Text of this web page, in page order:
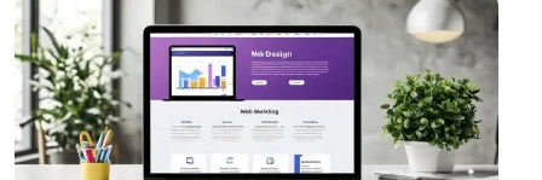
Kayseri'de Hızlı Web Sitesi Kurulumu: Alesta Medya İle
Profesyonel Çözümler
SEO Uyumlu Web Tasarımında Dikkat Edilmesi
Gerekenler